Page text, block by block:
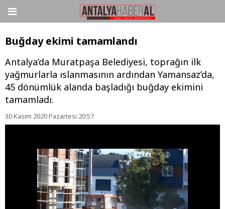
Buğday ekimi tamamlandı
Antalya’da Muratpaşa Belediyesi, toprağın ilk
yağmurlarla ıslanmasının ardından Yamansaz’da,
45 dönümlük alanda başladığı buğday ekimini
tamamladı.
30 Kasım 2020 Pazartesi 20:57